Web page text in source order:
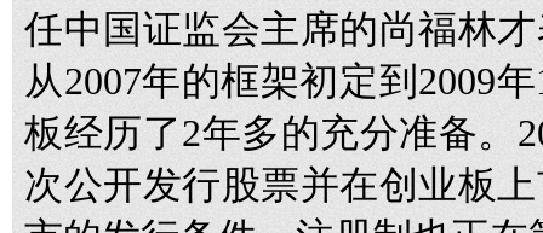
任中国证监会主席的尚福林
从2007年的框架初定到2009
板经历了2年多的充分准备。
次公开发行股票并在创业板